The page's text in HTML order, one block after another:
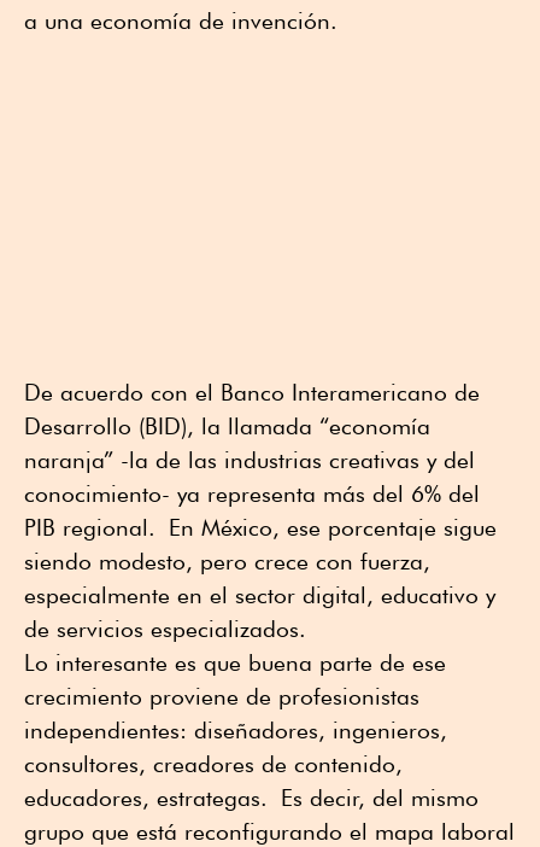
a una economía de invención.
De acuerdo con el Banco Interamericano de
Desarrollo (BID), la llamada “economía
naranja” -la de las industrias creativas y del
conocimiento- ya representa más del 6% del
PIB regional. En México, ese porcentaje sigue
siendo modesto, pero crece con fuerza,
especialmente en el sector digital, educativo y
de servicios especializados.
Lo interesante es que buena parte de ese
crecimiento proviene de profesionistas
independientes: diseñadores, ingenieros,
consultores, creadores de contenido,
educadores, estrategas. Es decir, del mismo
grupo que está reconfigurando el mapa laboral